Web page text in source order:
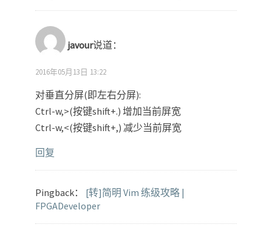
javour说道：
2016年05月13日 13:22
对垂直分屏(即左右分屏):
Ctrl-w,>(按键shift+.) 增加当前屏宽
Ctrl-w,<(按键shift+,) 减少当前屏宽
回复
Pingback： [转]简明 Vim 练级攻略 |
FPGADeveloper